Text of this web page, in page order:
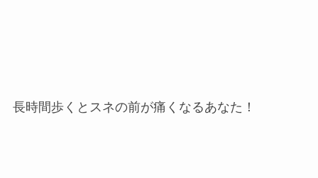
長時間歩くとスネの前が痛くなるあなた！